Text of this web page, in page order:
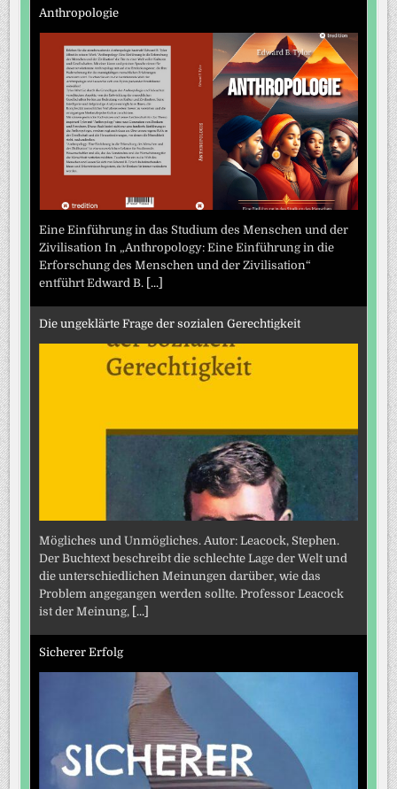
Anthropologie
Eine Einführung in das Studium des Menschen und der
Zivilisation In „Anthropology: Eine Einführung in die
Erforschung des Menschen und der Zivilisation“
entführt Edward B.
[...]
Die ungeklärte Frage der sozialen Gerechtigkeit
Mögliches und Unmögliches. Autor: Leacock, Stephen.
Der Buchtext beschreibt die schlechte Lage der Welt und
die unterschiedlichen Meinungen darüber, wie das
Problem angegangen werden sollte. Professor Leacock
ist der Meinung,
[...]
Sicherer Erfolg